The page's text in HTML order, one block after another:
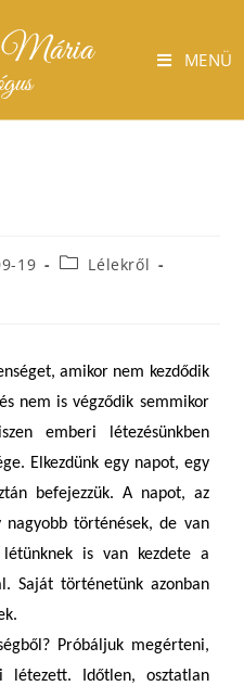
MENÜ
19
Lélekről
amikor nem kezdődik
nem is végződik semmikor
emberi létezésünkben
Elkezdünk egy napot, egy
befejezzük. A napot, az
történések, de van
is van kezdete a
Saját történetünk azonban
Próbáljuk megérteni,
létezett. Időtlen, osztatlan